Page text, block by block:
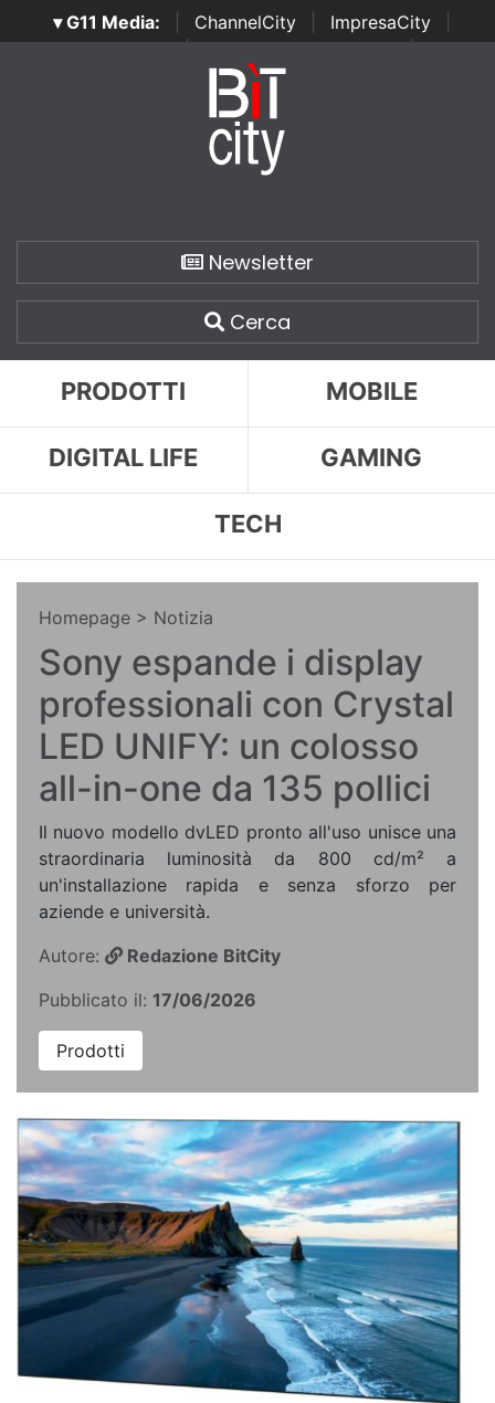
▾ G11 Media: ChannelCity ImpresaCity
SecurityOpenLab | Italian Channel Awards | Italian
Italian Security Awards
Newsletter
Cerca
PRODOTTI MOBILE
DIGITAL LIFE GAMING
TECH
Homepage > Notizia
Sony espande i display
professionali con Crystal
LED UNIFY: un colosso
all-in-one da 135 pollici
Il nuovo modello dvLED pronto all'uso unisce una
straordinaria luminosità da 800 cd/m² a
un'installazione rapida e senza sforzo per
aziende e università.
Autore:
Redazione BitCity
Pubblicato il: 17/06/2026
Prodotti